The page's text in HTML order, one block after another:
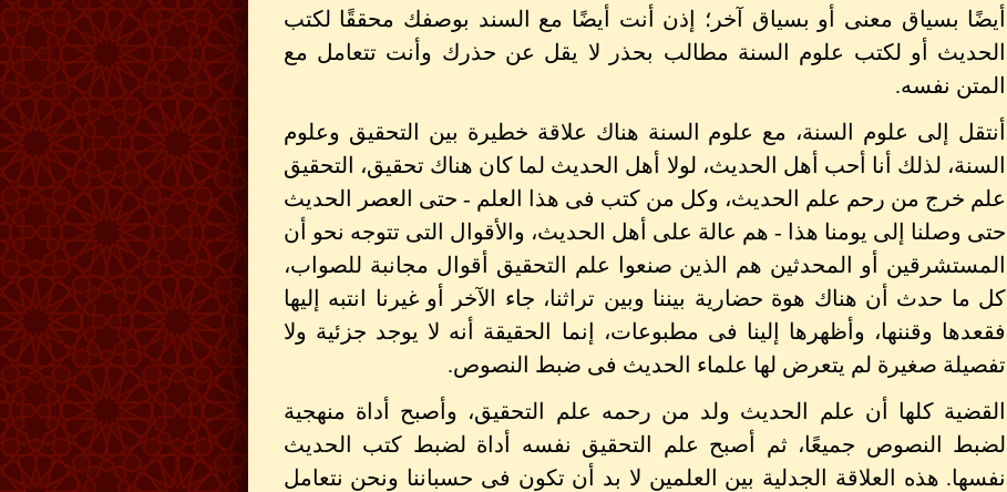
أيضًا بسياق معنى أو بسياق آخر؛ إذن أنت أيضًا مع السند بوصفك محققًا لكتب
الحديث أو لكتب علوم السنة مطالب بحذر لا يقل عن حذرك وأنت تتعامل مع
المتن نفسه.
أنتقل إلى علوم السنة، مع علوم السنة هناك علاقة خطيرة بين التحقيق وعلوم
السنة، لذلك أنا أحب أهل الحديث، لولا أهل الحديث لما كان هناك تحقيق، التحقيق
علم خرج من رحم علم الحديث، وكل من كتب فى هذا العلم - حتى العصر الحديث
حتى وصلنا إلى يومنا هذا - هم عالة على أهل الحديث، والأقوال التى تتوجه نحو أن
المستشرقين أو المحدثين هم الذين صنعوا علم التحقيق أقوال مجانبة للصواب،
كل ما حدث أن هناك هوة حضارية بيننا وبين تراثنا، جاء الآخر أو غيرنا انتبه إليها
فقعدها وقننها، وأظهرها إلينا فى مطبوعات، إنما الحقيقة أنه لا يوجد جزئية ولا
تفصيلة صغيرة لم يتعرض لها علماء الحديث فى ضبط النصوص.
القضية كلها أن علم الحديث ولد من رحمه علم التحقيق، وأصبح أداة منهجية
لضبط النصوص جميعًا، ثم أصبح علم التحقيق نفسه أداة لضبط كتب الحديث
نفسها. هذه العلاقة الجدلية بين العلمين لا بد أن تكون فى حسباننا ونحن نتعامل